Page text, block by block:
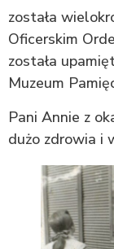
została
Oficerskim
została
Muzeum
Pani Annie z
dużo zdrowia i